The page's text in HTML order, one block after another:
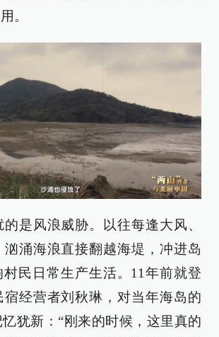
。
是风浪威胁。以往每逢大风、
汹涌海浪直接翻越海堤，冲进岛
民日常生产生活。11年前就登
经营者刘秋琳，对当年海岛的
犹新：“刚来的时候，这里真的